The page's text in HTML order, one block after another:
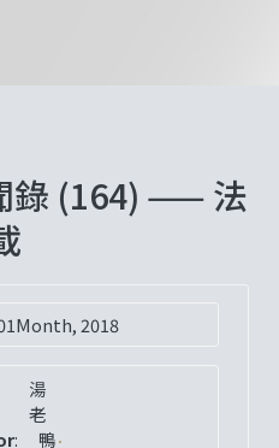
錄 (164) —— 法
2018
:
湯
老
鴨